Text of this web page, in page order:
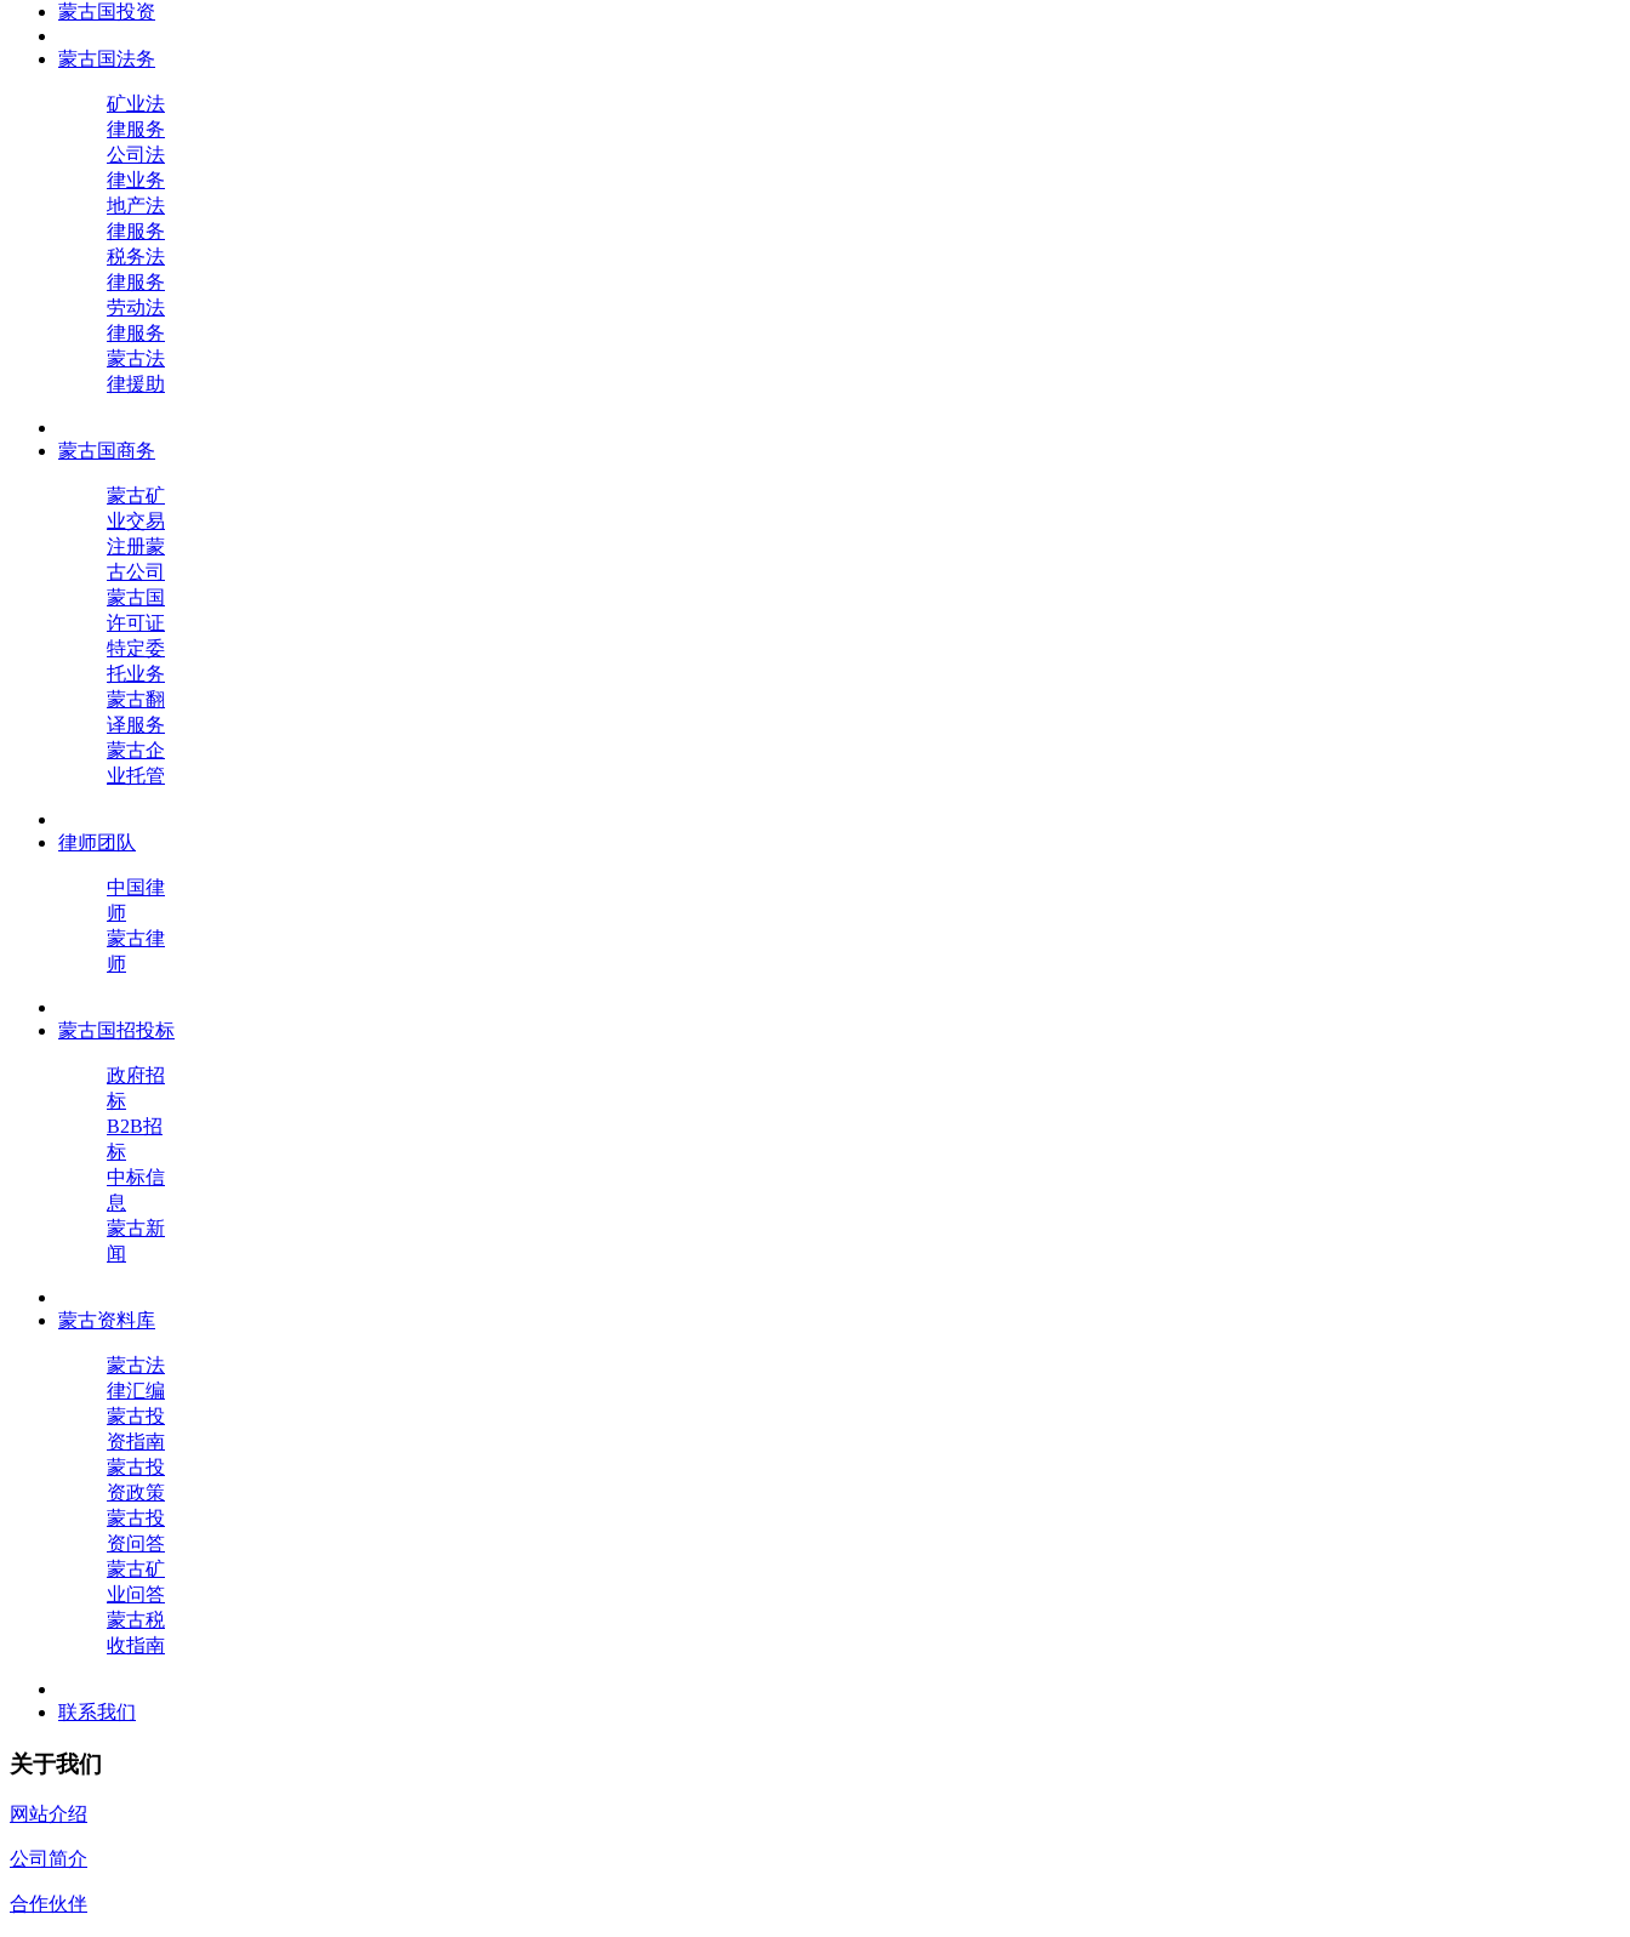
蒙古国投资
蒙古国法务
矿业法
律服务
公司法
律业务
地产法
律服务
税务法
律服务
劳动法
律服务
蒙古法
律援助
蒙古国商务
蒙古矿
业交易
注册蒙
古公司
蒙古国
许可证
特定委
托业务
蒙古翻
译服务
蒙古企
业托管
律师团队
中国律
师
蒙古律
师
蒙古国招投标
政府招
标
B2B招
标
中标信
息
蒙古新
闻
蒙古资料库
蒙古法
律汇编
蒙古投
资指南
蒙古投
资政策
蒙古投
资问答
蒙古矿
业问答
蒙古税
收指南
联系我们
关于我们
网站介绍
公司简介
合作伙伴